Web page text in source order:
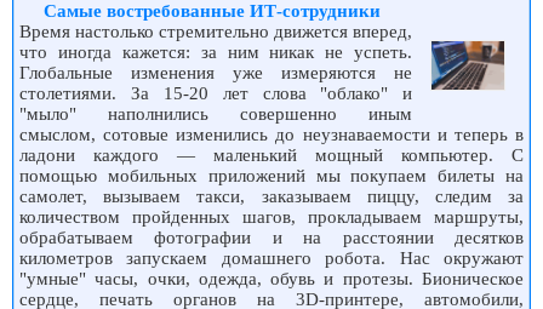
Самые востребованные ИТ-сотрудники
Время настолько стремительно движется вперед,
что иногда кажется: за ним никак не успеть.
Глобальные изменения уже измеряются не
столетиями. За 15-20 лет слова "облако" и
"мыло" наполнились совершенно иным
смыслом, сотовые изменились до неузнаваемости и теперь в
ладони каждого — маленький мощный компьютер. С
помощью мобильных приложений мы покупаем билеты на
самолет, вызываем такси, заказываем пиццу, следим за
количеством пройденных шагов, прокладываем маршруты,
обрабатываем фотографии и на расстоянии десятков
километров запускаем домашнего робота. Нас окружают
"умные" часы, очки, одежда, обувь и протезы. Бионическое
сердце, печать органов на 3D-принтере, автомобили,